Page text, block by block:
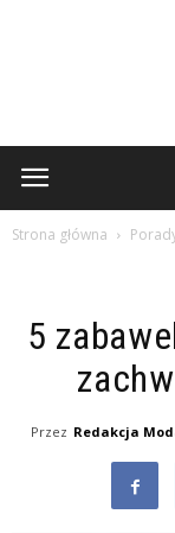
Strona główna
5
Przez Redakcja